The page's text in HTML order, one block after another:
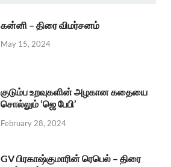
கன்னி – திரை விமர்சனம்
May 15, 2024
குடும்ப உறவுகளின் அழகான கதையை
சொல்லும் ‘ஜெ பேபி’
February 28, 2024
GV பிரகாஷ்குமாரின் ரெபெல் – திரை